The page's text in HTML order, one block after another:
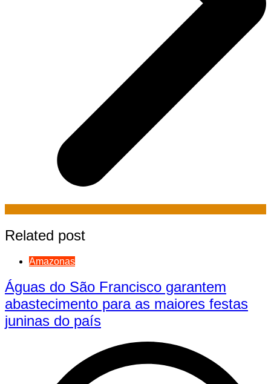
Related post
Amazonas
Águas do São Francisco garantem
abastecimento para as maiores festas
juninas do país